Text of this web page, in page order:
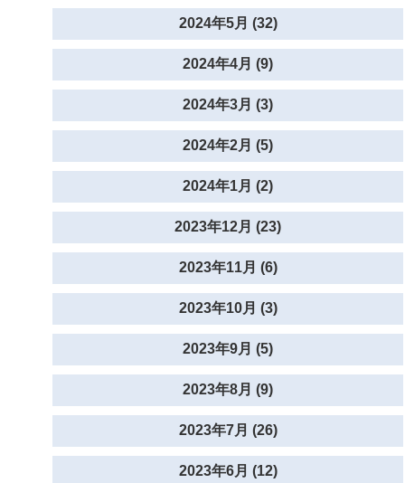
2024年5月 (32)
2024年4月 (9)
2024年3月 (3)
2024年2月 (5)
2024年1月 (2)
2023年12月 (23)
2023年11月 (6)
2023年10月 (3)
2023年9月 (5)
2023年8月 (9)
2023年7月 (26)
2023年6月 (12)